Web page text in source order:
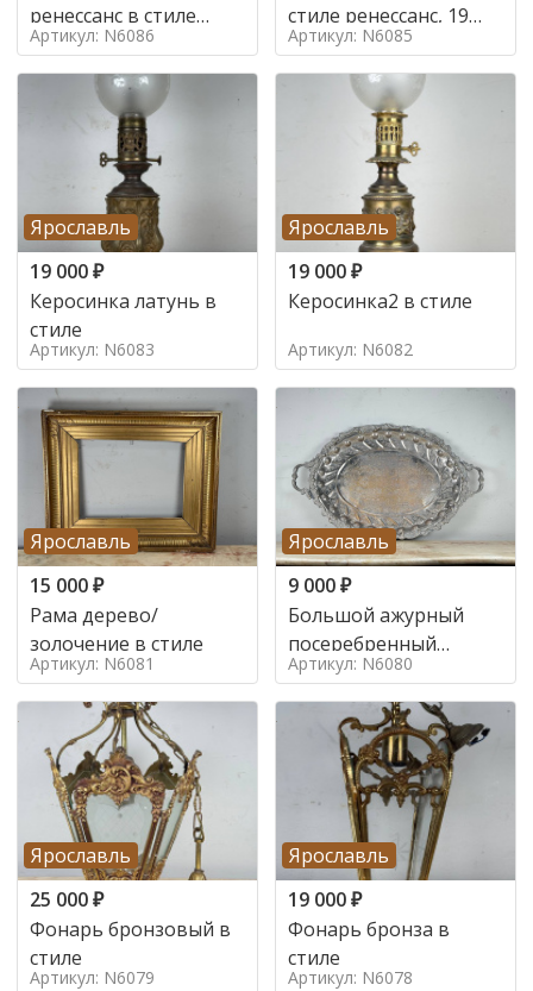
ренессанс в стиле
ренессанс,
Артикул: N6086
стиле ренессанс, 19
век
Артикул: N6085
Ярославль
19 000₽
Керосинка латунь в
стиле
Артикул: N6083
Ярославль
19 000₽
Керосинка2 в стиле
Артикул: N6082
Ярославль
15 000₽
Рама дерево/
золочение в стиле
Артикул: N6081
Ярославль
9 000₽
Большой ажурный
посеребренный
поднос в стиле
Артикул: N6080
Ярославль
25 000₽
Фонарь бронзовый в
стиле
Артикул: N6079
Ярославль
19 000₽
Фонарь бронза в
стиле
Артикул: N6078